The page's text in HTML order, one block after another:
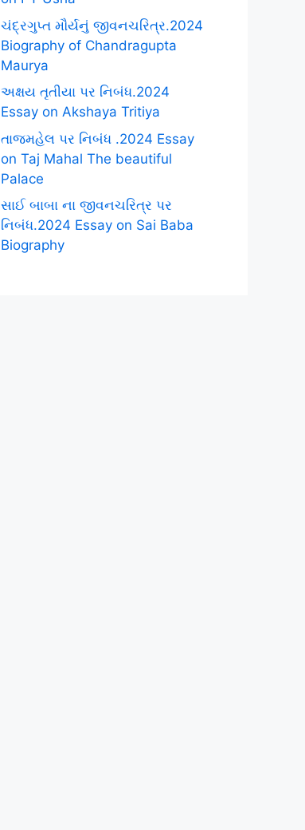
ચંદ્રગુપ્ત મૌર્યનું જીવનચરિત્ર.2024
Biography of Chandragupta
Maurya
અક્ષય તૃતીયા પર નિબંધ.2024
Essay on Akshaya Tritiya
તાજમહેલ પર નિબંધ .2024 Essay
on Taj Mahal The beautiful
Palace
સાઈ બાબા ના જીવનચરિત્ર પર
નિબંધ.2024 Essay on Sai Baba
Biography